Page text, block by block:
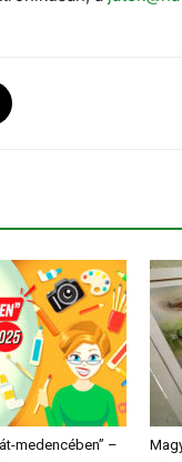
medencében” –